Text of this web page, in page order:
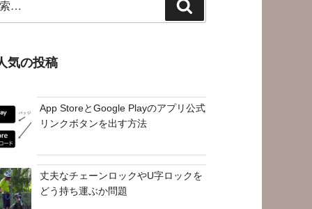
索
気の投稿
App StoreとGoogle Playのアプリ公式
リンクボタンを出す方法
丈夫なチェーンロックやU字ロックを
どう持ち運ぶか問題